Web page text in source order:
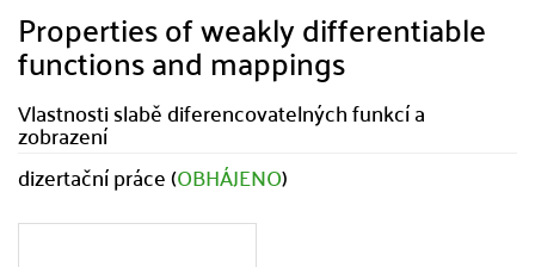
Properties of weakly differentiable
functions and mappings
Vlastnosti slabě diferencovatelných funkcí a
zobrazení
dizertační práce (OBHÁJENO)